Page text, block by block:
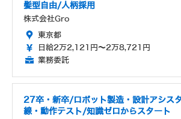
髪型自由/人柄採用
株式会社Gro
東京都
日給2万2,121円～2万8,721円
業務委託
27卒・新卒/ロボット製造・設計アシス
線・動作テスト/知識ゼロからスタート